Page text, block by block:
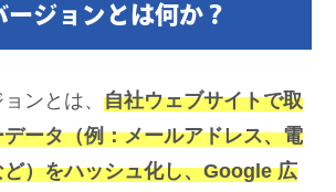
ージョンとは何か？
ンとは、自社ウェブサイトで取
ータ（例：メールアドレス、電
）をハッシュ化し、Google 広